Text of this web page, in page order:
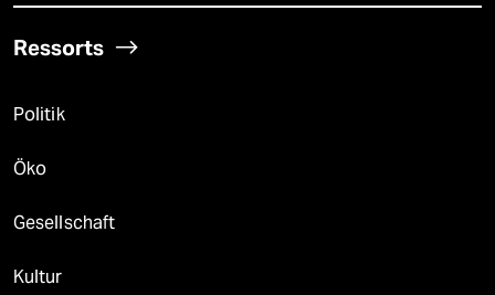
Ressorts
Politik
Öko
Gesellschaft
Kultur